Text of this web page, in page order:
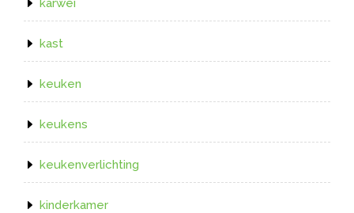
karwei
kast
keuken
keukens
keukenverlichting
kinderkamer